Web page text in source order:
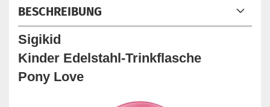
BESCHREIBUNG
Sigikid
Kinder Edelstahl-Trinkflasche
Pony Love